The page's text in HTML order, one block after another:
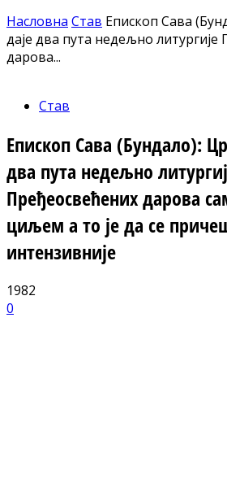
Насловна Став Епископ Сава
даје два пута недељно
дарова...
Став
Епископ Сава (Бундало):
два пута недељно
Пређеосвећених дарова
циљем а то је да се
интензивније
1982
0